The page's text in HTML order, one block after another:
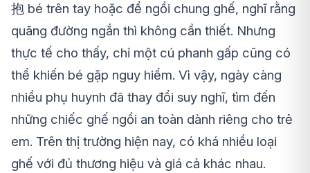
抱 bé trên tay hoặc để ngồi chung ghế, nghĩ rằng
quãng đường ngắn thì không cần thiết. Nhưng
thực tế cho thấy, chỉ một cú phanh gấp cũng có
thể khiến bé gặp nguy hiểm. Vì vậy, ngày càng
nhiều phụ huynh đã thay đổi suy nghĩ, tìm đến
những chiếc ghế ngồi an toàn dành riêng cho trẻ
em. Trên thị trường hiện nay, có khá nhiều loại
ghế với đủ thương hiệu và giá cả khác nhau.